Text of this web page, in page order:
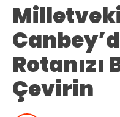
Rotanızı
Çevirin